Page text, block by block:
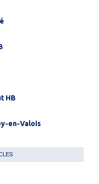
HB
en-Valois